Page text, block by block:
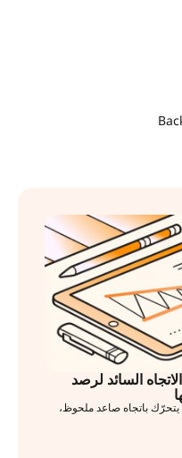
السائد لرصد
باتجاه صاعد ملحوظ،